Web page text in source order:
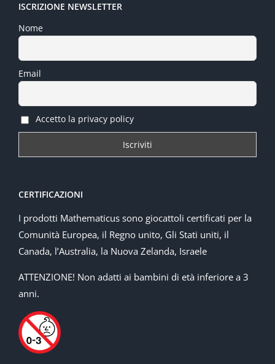
ISCRIZIONE NEWSLETTER
Nome
Email
Accetto la privacy policy
CERTIFICAZIONI
I prodotti Mathematicus sono giocattoli certificati per la
Comunità Europea, il Regno unito, Gli Stati uniti, il
Canada, l’Australia, la Nuova Zelanda, Israele
ATTENZIONE! Non adatti ai bambini di età inferiore a 3
anni.